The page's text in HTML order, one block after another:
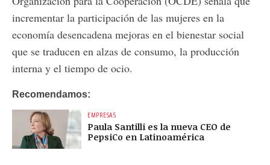
incrementar la participación de las mujeres en la
economía desencadena mejoras en el bienestar social
que se traducen en alzas de consumo, la producción
interna y el tiempo de ocio.
Recomendamos:
EMPRESAS
Paula Santilli es la nueva CEO de
PepsiCo en Latinoamérica